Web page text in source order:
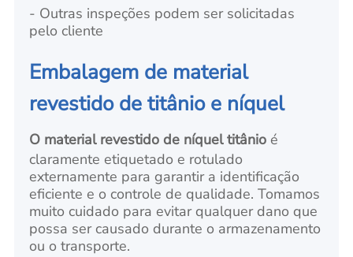
- Outras inspeções podem ser solicitadas
pelo cliente
Embalagem de material
revestido de titânio e níquel
O material revestido de níquel titânio é
claramente etiquetado e rotulado
externamente para garantir a identificação
eficiente e o controle de qualidade. Tomamos
muito cuidado para evitar qualquer dano que
possa ser causado durante o armazenamento
ou o transporte.